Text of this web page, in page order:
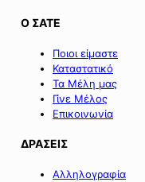
Ο ΣΑΤΕ
Ποιοι είμαστε
Καταστατικό
Τα Μέλη μας
Γίνε Μέλος
Επικοινωνία
ΔΡΑΣΕΙΣ
Αλληλογραφία